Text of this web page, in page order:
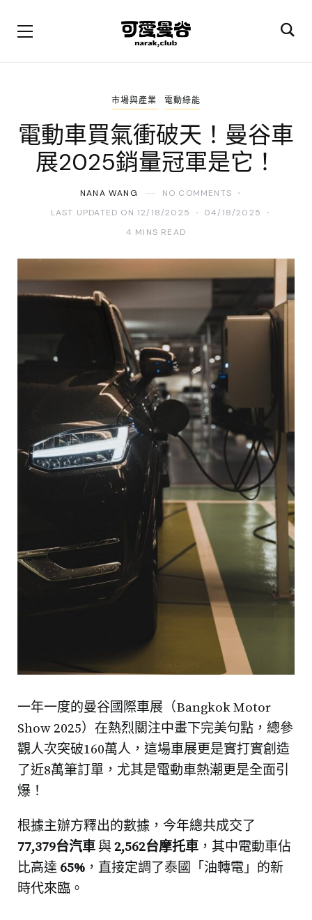
市場與產業 電動綠能
電動車買氣衝破天！曼谷車
展2025銷量冠軍是它！
NANA WANG
NO COMMENTS
LAST UPDATED ON 12/18/2025
04/18/2025
4 MINS READ
一年一度的曼谷國際車展（Bangkok Motor
Show 2025）在熱烈關注中畫下完美句點，總參
觀人次突破160萬人，這場車展更是實打實創造
了近8萬筆訂單，尤其是電動車熱潮更是全面引
爆！
根據主辦方釋出的數據，今年總共成交了
77,379台汽車與2,562台摩托車 ，其中電動車佔
比高達 65% ，直接定調了泰國「油轉電」的新
時代來臨。